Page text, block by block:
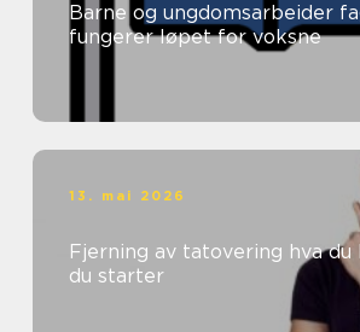
Barne og ungdomsarbeider
fungerer løpet for voksne
13. mai 2026
Fjerning av tatovering hva du bør vite før
du starter